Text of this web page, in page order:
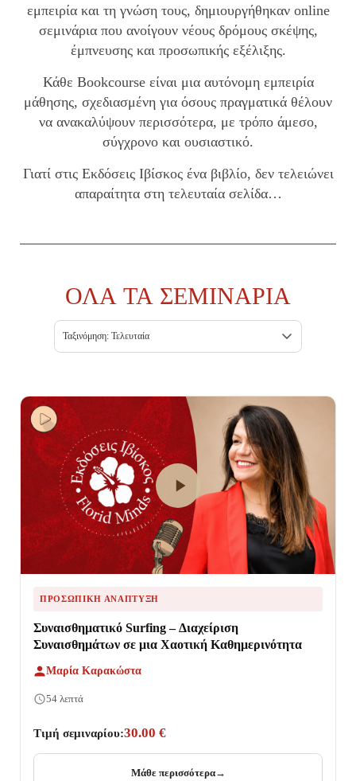
εμπειρία και τη γνώση τους, δημιουργήθηκαν online
σεμινάρια που ανοίγουν νέους δρόμους σκέψης,
έμπνευσης και προσωπικής εξέλιξης.
Κάθε Bookcourse είναι μια αυτόνομη εμπειρία
μάθησης, σχεδιασμένη για όσους πραγματικά θέλουν
να ανακαλύψουν περισσότερα, με τρόπο άμεσο,
σύγχρονο και ουσιαστικό.
Γιατί στις Εκδόσεις Ιβίσκος ένα βιβλίο, δεν τελειώνει
απαραίτητα στη τελευταία σελίδα…
ΟΛΑ ΤΑ ΣΕΜΙΝΑΡΙΑ
ΠΡΟΣΩΠΙΚΉ ΑΝΆΠΤΥΞΗ
Συναισθηματικό Surfing – Διαχείριση
Συναισθημάτων σε μια Χαοτική Καθημερινότητα
Μαρία Καρακώστα
54 λεπτά
Τιμή σεμιναρίου:30.00 €
Μάθε περισσότερα→